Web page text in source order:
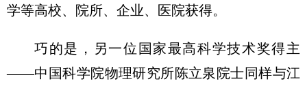
学等高校、院所、企业、医院获得。
巧的是，另一位国家最高科学技术奖得主
——中国科学院物理研究所陈立泉院士同样与江